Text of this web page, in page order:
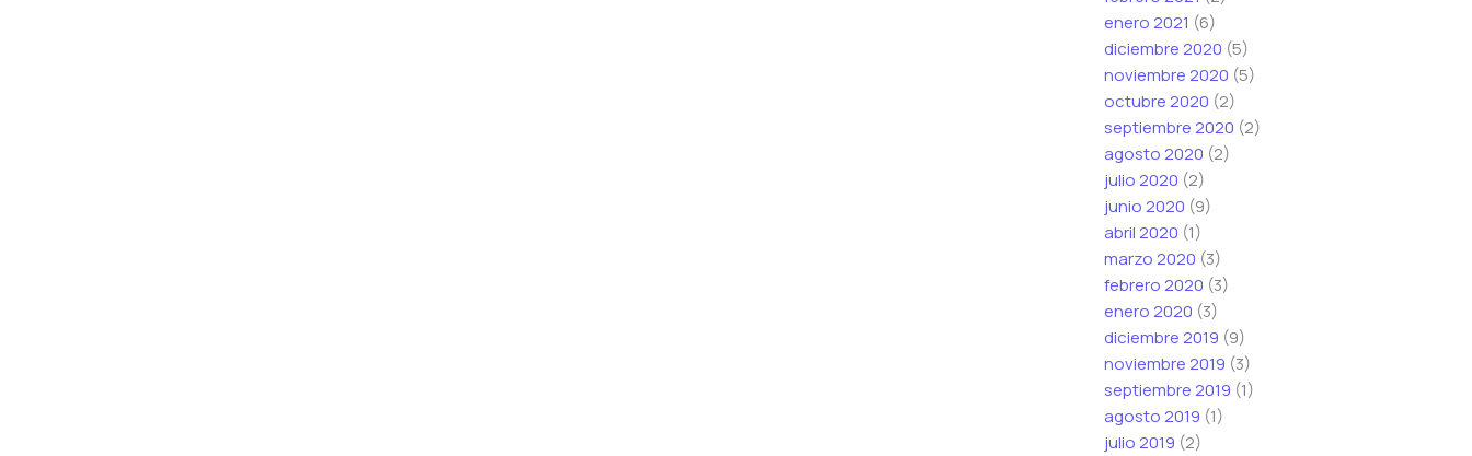
enero 2021 (6)
diciembre 2020 (5)
noviembre 2020 (5)
octubre 2020 (2)
septiembre 2020 (2)
agosto 2020 (2)
julio 2020 (2)
junio 2020 (9)
abril 2020 (1)
marzo 2020 (3)
febrero 2020 (3)
enero 2020 (3)
diciembre 2019 (9)
noviembre 2019 (3)
septiembre 2019 (1)
agosto 2019 (1)
julio 2019 (2)